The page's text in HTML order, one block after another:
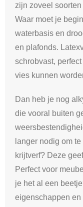
zijn zoveel
Waar moet je
waterbasis en
en plafonds.
schrobvast,
vies kunnen
Dan heb je nog
die vooral buiten
langer nodig om
krijtverf? Deze
Perfect voor
je het al een
eigenschappen en